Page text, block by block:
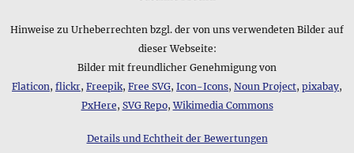
Hinweise zu Urheberrechten bzgl. der von uns verwendeten Bilder auf
dieser Webseite:
Bilder mit freundlicher Genehmigung von
Flaticon, flickr, Freepik, Free SVG, Icon-Icons, Noun Project, pixabay,
PxHere, SVG Repo,Wikimedia Commons
Details und Echtheit der Bewertungen